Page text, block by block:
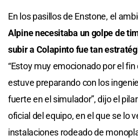
En los pasillos de Enstone, el
Alpine necesitaba un golpe de
subir a Colapinto fue tan
“Estoy muy emocionado por el
estuve preparando con los
fuerte en el simulador”, dijo el
oficial del equipo, en el que se lo
instalaciones rodeado de